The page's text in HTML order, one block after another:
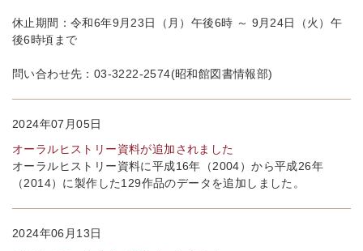
休止期間：令和6年9月23日（月）午後6時 ～ 9月24日（火）午
後6時頃まで
問い合わせ先：03-3222-2574(昭和館図書情報部)
2024年07月05日
オーラルヒストリー資料が追加されました
オーラルヒストリー資料に平成16年（2004）から平成26年
（2014）に製作した129作品のデータを追加しました。
2024年06月13日